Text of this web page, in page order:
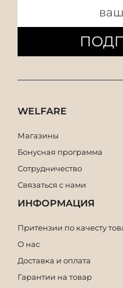
WELFARE
Магазины
Бонусная программа
Сотрудничество
Связаться с нами
ИНФОРМАЦИЯ
Притензии по качесту
О нас
Доставка и оплата
Гарантии на товар